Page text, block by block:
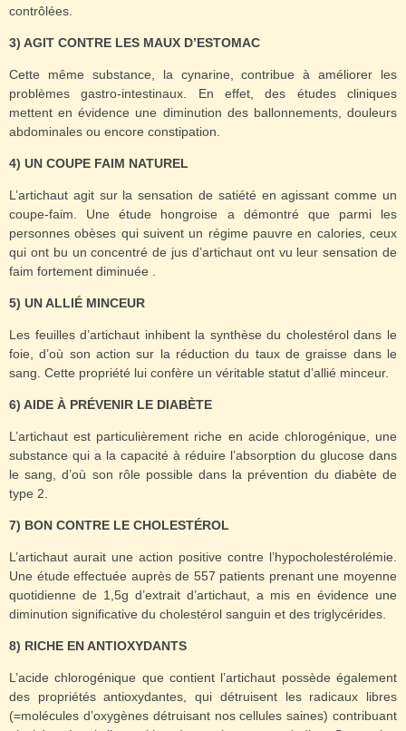
contrôlées.
3) AGIT CONTRE LES MAUX D’ESTOMAC
Cette même substance, la cynarine, contribue à améliorer les
problèmes gastro-intestinaux. En effet, des études cliniques
mettent en évidence une diminution des ballonnements, douleurs
abdominales ou encore constipation.
4) UN COUPE FAIM NATUREL
L’artichaut agit sur la sensation de satiété en agissant comme un
coupe-faim. Une étude hongroise a démontré que parmi les
personnes obèses qui suivent un régime pauvre en calories, ceux
qui ont bu un concentré de jus d’artichaut ont vu leur sensation de
faim fortement diminuée .
5) UN ALLIÉ MINCEUR
Les feuilles d’artichaut inhibent la synthèse du cholestérol dans le
foie, d’où son action sur la réduction du taux de graisse dans le
sang. Cette propriété lui confère un véritable statut d’allié minceur.
6) AIDE À PRÉVENIR LE DIABÈTE
L’artichaut est particulièrement riche en acide chlorogénique, une
substance qui a la capacité à réduire l’absorption du glucose dans
le sang, d’où son rôle possible dans la prévention du diabète de
type 2.
7) BON CONTRE LE CHOLESTÉROL
L’artichaut aurait une action positive contre l’hypocholestérolémie.
Une étude effectuée auprès de 557 patients prenant une moyenne
quotidienne de 1,5g d’extrait d’artichaut, a mis en évidence une
diminution significative du cholestérol sanguin et des triglycérides.
8) RICHE EN ANTIOXYDANTS
L’acide chlorogénique que contient l’artichaut possède également
des propriétés antioxydantes, qui détruisent les radicaux libres
(=molécules d’oxygènes détruisant nos cellules saines) contribuant